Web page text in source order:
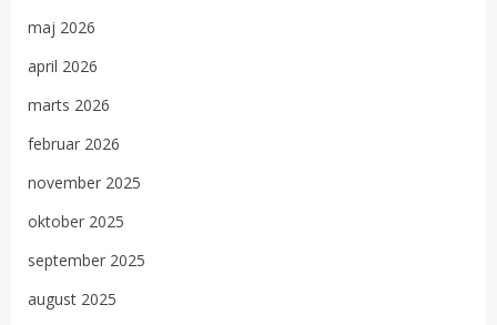
maj 2026
april 2026
marts 2026
februar 2026
november 2025
oktober 2025
september 2025
august 2025